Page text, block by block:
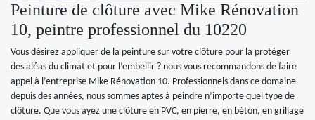
Peinture de clôture avec Mike Rénovation
10, peintre professionnel du 10220
Vous désirez appliquer de la peinture sur votre clôture pour la protéger
des aléas du climat et pour l’embellir ? nous vous recommandons de faire
appel à l’entreprise Mike Rénovation 10. Professionnels dans ce domaine
depuis des années, nous sommes aptes à peindre n’importe quel type de
clôture. Que vous ayez une clôture en PVC, en pierre, en béton, en grillage